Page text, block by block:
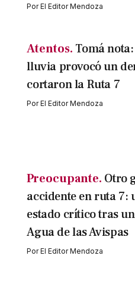
PorEl Editor Mendoza
Atentos. Tomá
lluvia provocó un
cortaron la Ruta 7
PorEl Editor Mendoza
Preocupante. Otro
accidente en ruta 7:
estado crítico tras
Agua de las Avispas
PorEl Editor Mendoza